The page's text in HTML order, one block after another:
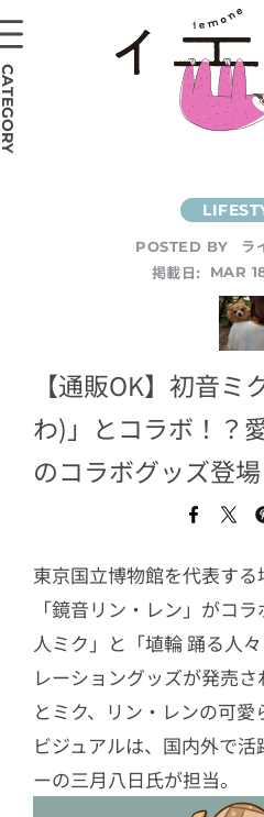
POSTED BY
ラ
掲載日:
MAR
【通販OK】初音ミ
わ)」とコラボ！？
のコラボグッズ登場
東京国立博物館を代表する
「鏡音リン・レン」がコ
人ミク」と「埴輪 踊る人
レーショングッズが発売
とミク、リン・レンの可
ビジュアルは、国内外で
ーの三月八日氏が担当。